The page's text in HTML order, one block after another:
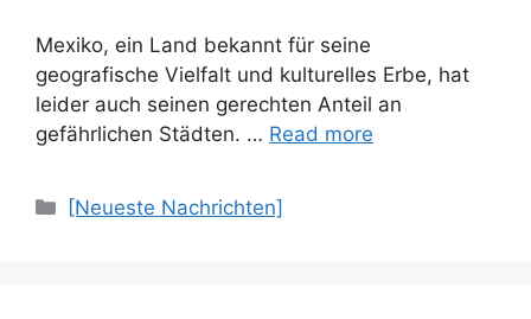
Mexiko, ein Land bekannt für seine
geografische Vielfalt und kulturelles Erbe, hat
leider auch seinen gerechten Anteil an
gefährlichen Städten. … Read more
Categories
[Neueste Nachrichten]